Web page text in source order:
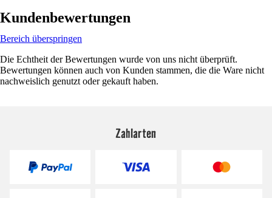
Kundenbewertungen
Bereich überspringen
Die Echtheit der Bewertungen wurde von uns nicht überprüft.
Bewertungen können auch von Kunden stammen, die die Ware nicht
nachweislich genutzt oder gekauft haben.
Zahlarten